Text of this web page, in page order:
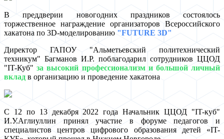
В преддверии новогодних праздников состоялось
торжественное награждение организаторов Всероссийского
хакатона по 3D-моделированию "FUTURE 3D"
Директор ГАПОУ "Альметьевский политехнический
техникум" Багманов И.Р. поблагодарил сотрудников ЦЦОД
"IT-Куб"за высокий профессионализм и большой личный
вклад в организацию и проведение хакатона
С 12 по 13 декабря 2022 года Начальник ЦЦОД "IT-куб"
И.У.Аглиуллин принял участие в форуме педагогов и
специалистов центров цифрового образования детей «IT-